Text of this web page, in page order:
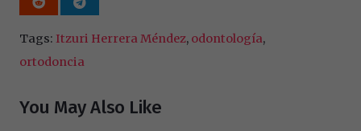
Tags: Itzuri Herrera Méndez, odontología,
ortodoncia
You May Also Like